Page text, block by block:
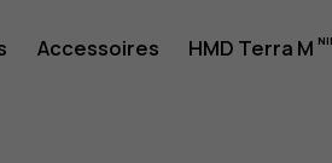
Accessoires HMD Terra M